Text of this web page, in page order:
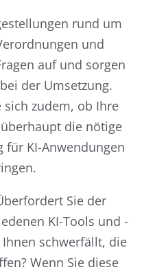
rund um
und
auf und sorgen
der Umsetzung.
sich zudem, ob Ihre
die nötige
für KI-Anwendungen
Sie der
KI-Tools und -
schwerfällt, die
Wenn Sie diese